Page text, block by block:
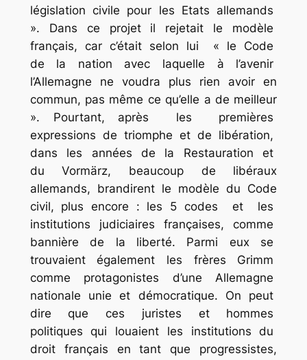
législation civile pour les Etats allemands
». Dans ce projet il rejetait le modèle
français, car c’était selon lui « le Code
de la nation avec laquelle à l’avenir
l’Allemagne ne voudra plus rien avoir en
commun, pas même ce qu’elle a de meilleur
». Pourtant, après les premières
expressions de triomphe et de libération,
dans les années de la Restauration et
du Vormärz, beaucoup de libéraux
allemands, brandirent le modèle du Code
civil, plus encore : les 5 codes et les
institutions judiciaires françaises, comme
bannière de la liberté. Parmi eux se
trouvaient également les frères Grimm
comme protagonistes d’une Allemagne
nationale unie et démocratique. On peut
dire que ces juristes et hommes
politiques qui louaient les institutions du
droit français en tant que progressistes,